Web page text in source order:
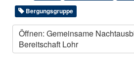
Bergungsgruppe
Öffnen: Gemeinsame
Bereitschaft Lohr